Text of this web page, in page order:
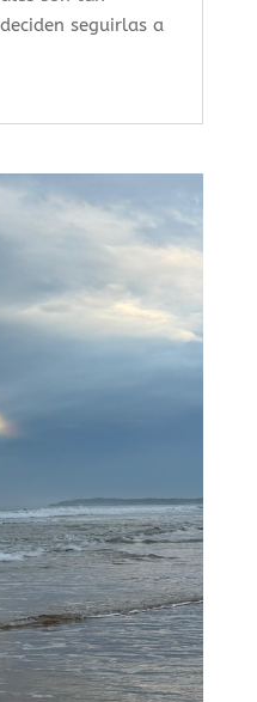
seguirlas a